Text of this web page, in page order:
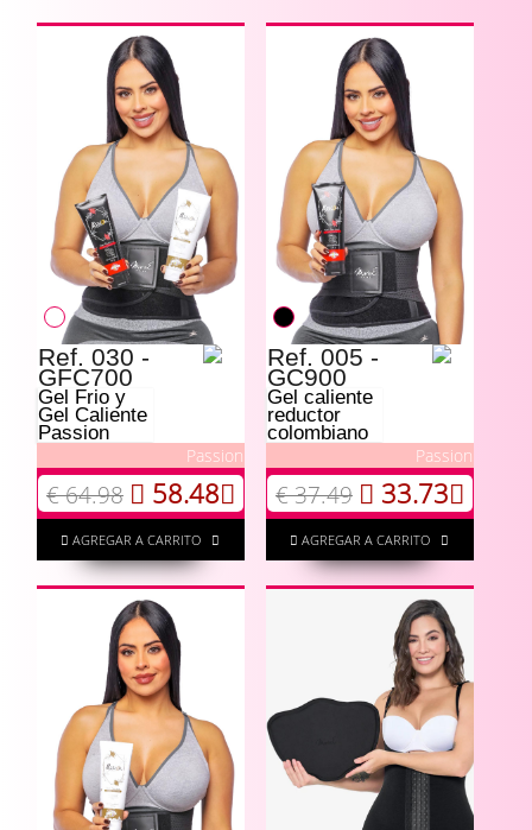
Ref. 030 -
GFC700
Gel Frio y
Gel Caliente
Passion
Passion
€ 64.98 58.48
AGREGAR A CARRITO
Ref. 005 -
GC900
Gel caliente
reductor
colombiano
Passion
€ 37.49 33.73
AGREGAR A CARRITO